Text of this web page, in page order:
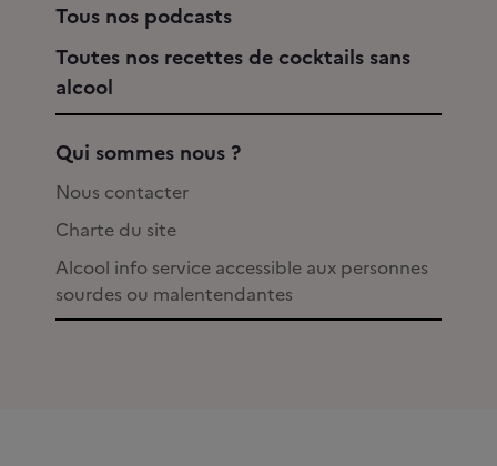
Tous nos podcasts
Toutes nos recettes de cocktails sans
alcool
Qui sommes nous ?
Nous contacter
Charte du site
Alcool info service accessible aux personnes
sourdes ou malentendantes